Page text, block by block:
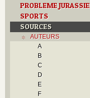
PROBLEME
SPORTS
SOURCES
AUTEURS
A
B
C
D
E
F